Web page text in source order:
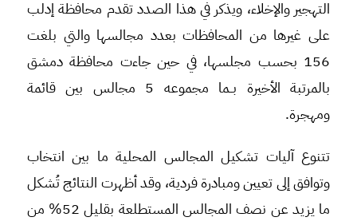
التهجير والإخلاء، ويذكر في هذا الصدد تقدم محافظة إدلب
على غيرها من المحافظات بعدد مجالسها والتي بلغت
156 بحسب مجلسها، في حين جاءت محافظة دمشق
بالمرتبة الأخيرة بــما مجموعه 5 مجالس بين قائمة
ومهجرة.
تتنوع آليات تشكيل المجالس المحلية ما بين انتخاب
وتوافق إلى تعيين ومبادرة فردية، وقد أظهرت النتائج تُشكل
ما يزيد عن نصف المجالس المستطلعة بقليل 52% من